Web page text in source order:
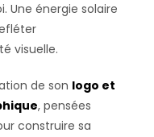
Une énergie solaire
visuelle.
de son logo et
, pensées
construire sa